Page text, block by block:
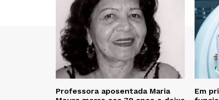
Professora aposentada Maria
Em